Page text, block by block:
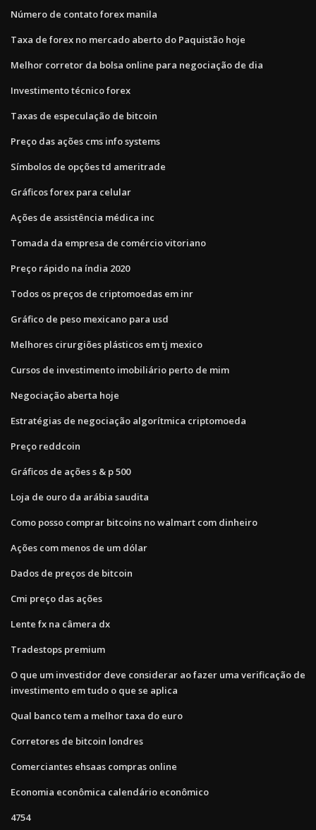
Número de contato forex manila
Taxa de forex no mercado aberto do Paquistão hoje
Melhor corretor da bolsa online para negociação de dia
Investimento técnico forex
Taxas de especulação de bitcoin
Preço das ações cms info systems
Símbolos de opções td ameritrade
Gráficos forex para celular
Ações de assistência médica inc
Tomada da empresa de comércio vitoriano
Preço rápido na índia 2020
Todos os preços de criptomoedas em inr
Gráfico de peso mexicano para usd
Melhores cirurgiões plásticos em tj mexico
Cursos de investimento imobiliário perto de mim
Negociação aberta hoje
Estratégias de negociação algorítmica criptomoeda
Preço reddcoin
Gráficos de ações s & p 500
Loja de ouro da arábia saudita
Como posso comprar bitcoins no walmart com dinheiro
Ações com menos de um dólar
Dados de preços de bitcoin
Cmi preço das ações
Lente fx na câmera dx
Tradestops premium
O que um investidor deve considerar ao fazer uma verificação de
investimento em tudo o que se aplica
Qual banco tem a melhor taxa do euro
Corretores de bitcoin londres
Comerciantes ehsaas compras online
Economia econômica calendário econômico
4754